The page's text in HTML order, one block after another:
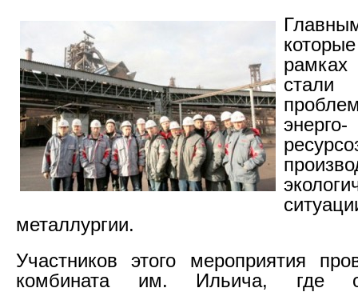
стали
металлургии.
Участников этого мероприятия
комбината им. Ильича, где